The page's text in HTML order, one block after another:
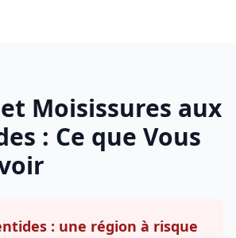
Moisissures aux
: Ce que Vous
: une région à risque